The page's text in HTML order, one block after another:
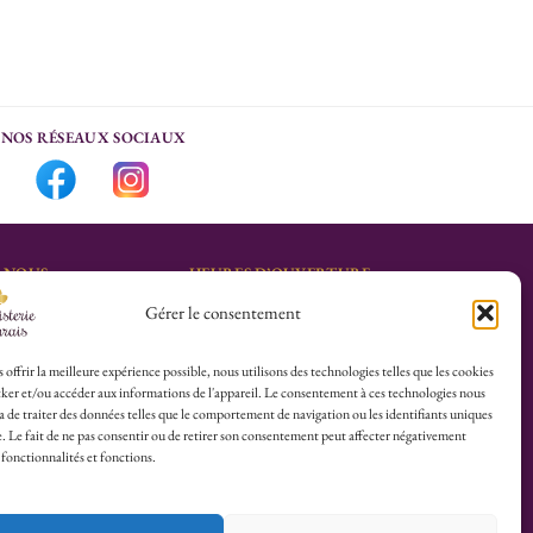
Gérer le consentement
offrir la meilleure expérience possible, nous utilisons des technologies telles que les cookies
et/ou accéder aux informations de l'appareil. Le consentement à ces technologies nous
de traiter des données telles que le comportement de navigation ou les identifiants uniques
Le fait de ne pas consentir ou de retirer son consentement peut affecter négativement
fonctionnalités et fonctions.
NOS RÉSEAUX SOCIAUX
:
Calvaire
HEURES D’OUVERTURE
Lu-Sa : 10h30/13h30 –
Dim (Oct à Mai) : 12h/17h30